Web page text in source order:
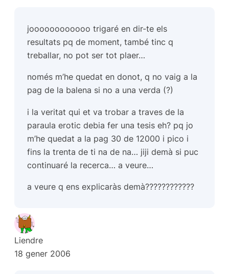
joooooooooooo trigaré en dir-te els
resultats pq de moment, també tinc q
treballar, no pot ser tot plaer…
només m’he quedat en donot, q no vaig a la
pag de la balena si no a una verda (?)
i la veritat qui et va trobar a traves de la
paraula erotic debia fer una tesis eh? pq jo
m’he quedat a la pag 30 de 12000 i pico i
fins la trenta de ti na de na… jiji demà si puc
continuaré la recerca… a veure…
a veure q ens explicaràs demà????????????
Liendre
18 gener 2006